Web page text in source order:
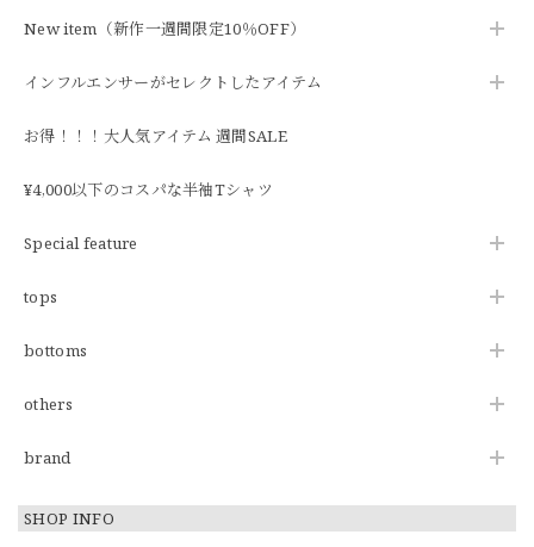
New item（新作一週間限定10％OFF）
インフルエンサーがセレクトしたアイテム
お得！！！大人気アイテム 週間SALE
¥4,000以下のコスパな半袖Tシャツ
Special feature
tops
bottoms
others
brand
SHOP INFO